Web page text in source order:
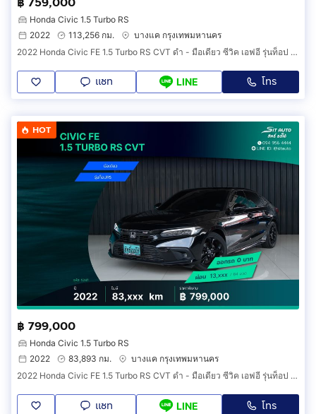
Honda Civic 1.5 Turbo RS
2022
113,256 กม.
บางแค กรุงเทพมหานคร
2022 Honda Civic FE 1.5 Turbo RS CVT ดำ - มือเดียว ซีวิค เอฟอี รุ่นท็อป อาร์เอส พึ่งเช็คระยะ ประวัติครบ รถบ้านเจ้าของขายเอง ฟรีดาวน์
แชท LINE โทร
HOT
฿ 799,000
Honda Civic 1.5 Turbo RS
2022
83,893 กม.
บางแค กรุงเทพมหานคร
2022 Honda Civic FE 1.5 Turbo RS CVT ดำ - มือเดียว ซีวิค เอฟอี รุ่นท็อป อาร์เอส พึ่งเช็คระยะ ประวัติครบ รถบ้านเจ้าของขายเอง ฟรีดาวน์
แชท LINE โทร